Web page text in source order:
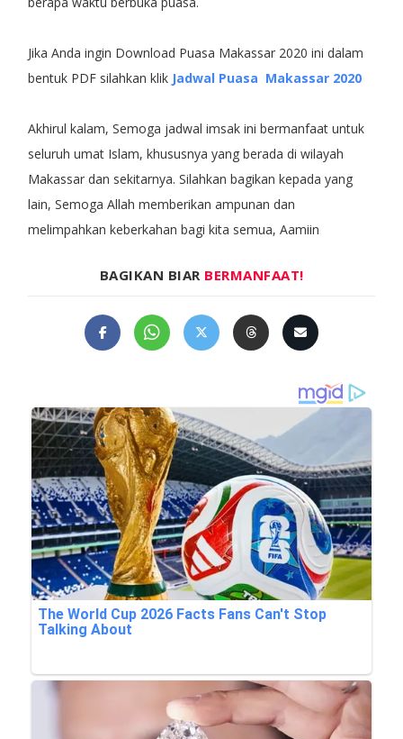
Jika Anda ingin Download Puasa Makassar 2020 ini dalam
bentuk PDF silahkan klik Jadwal Puasa Makassar 2020
Akhirul kalam, Semoga jadwal imsak ini bermanfaat untuk
seluruh umat Islam, khususnya yang berada di wilayah
Makassar dan sekitarnya. Silahkan bagikan kepada yang
lain, Semoga Allah memberikan ampunan dan
melimpahkan keberkahan bagi kita semua, Aamiin
BAGIKAN BIAR BERMANFAAT!